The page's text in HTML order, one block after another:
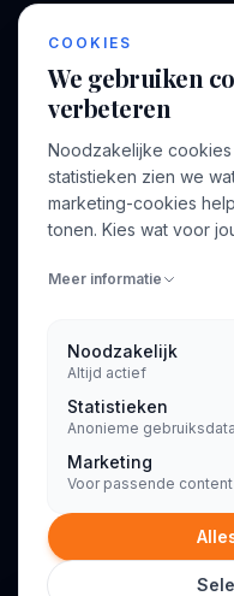
BEDRIJF
Bedrijven
Blog
Contact
INFORMATIE
Privacyverklaring
© 2026
COOKIES
We gebruiken
verbeteren
Noodzakelijke
statistieken zien we
marketing-cookies
tonen. Kies wat voor
Meer informatie
Noodzakelijk
Altijd actief
Statistieken
Anonieme gebruiksdata
Marketing
Voor passende content